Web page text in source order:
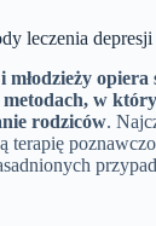
leczenia
opiera
w
rodziców.
terapię